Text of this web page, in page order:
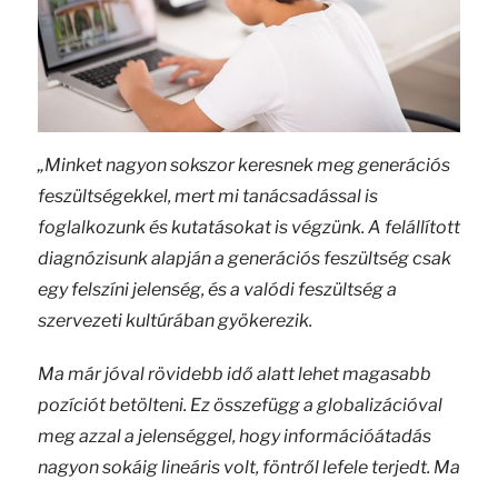
„Minket nagyon sokszor keresnek meg generációs
feszültségekkel, mert mi tanácsadással is
foglalkozunk és kutatásokat is végzünk. A felállított
diagnózisunk alapján a generációs feszültség csak
egy felszíni jelenség, és a valódi feszültség a
szervezeti kultúrában gyökerezik.
Ma már jóval rövidebb idő alatt lehet magasabb
pozíciót betölteni. Ez összefügg a globalizációval
meg azzal a jelenséggel, hogy információátadás
nagyon sokáig lineáris volt, föntről lefele terjedt. Ma